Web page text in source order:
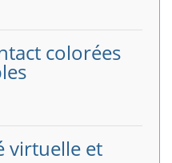
colorées
virtuelle et